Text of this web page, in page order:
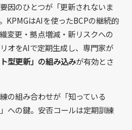
因のひとつが「更新されないま
KPMGはAIを使ったBCPの継続的
変更・拠点増減・新リスクへの
オをAIで定期生成し、専門家が
ト型更新」の組み込みが有効とさ
の組み合わせが「知っている
への鍵。安否コールは定期訓練